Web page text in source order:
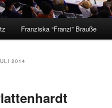
Franziska “Franzi” Brauße
2014